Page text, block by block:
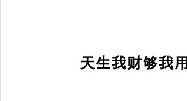
天生我财够我用